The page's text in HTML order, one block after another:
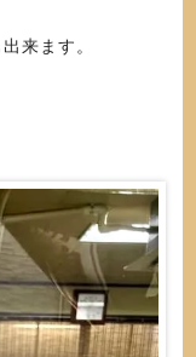
来ます。